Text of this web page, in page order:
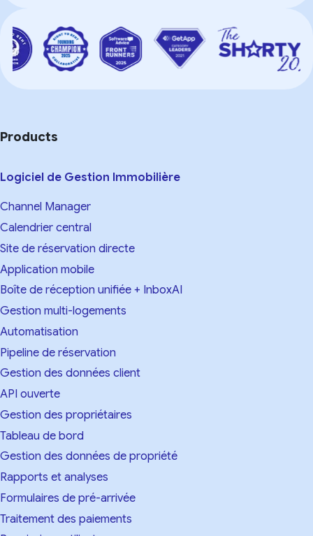
Products
Logiciel de Gestion Immobilière
Channel Manager
Calendrier central
Site de réservation directe
Application mobile
Boîte de réception unifiée + InboxAI
Gestion multi-logements
Automatisation
Pipeline de réservation
Gestion des données client
API ouverte
Gestion des propriétaires
Tableau de bord
Gestion des données de propriété
Rapports et analyses
Formulaires de pré-arrivée
Traitement des paiements